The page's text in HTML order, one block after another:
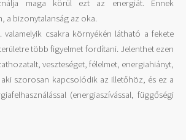
maga körül ezt az energiát. Ennek
a bizonytalanság az oka.
valamelyik csakra környékén látható a fekete
több figyelmet fordítani. Jelenthet ezen
veszteséget, félelmet, energiahiányt,
szorosan kapcsolódik az illetőhöz, és ez a
(energiaszívással, függőségi